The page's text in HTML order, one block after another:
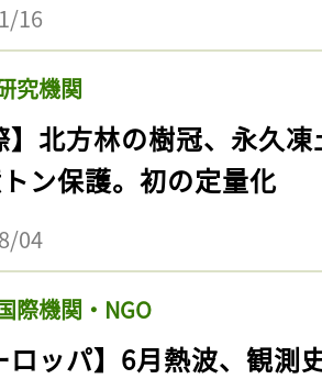
16
究機関
】北方林の樹冠、永久
ン保護。初の定量化
04
際機関・NGO
ロッパ】6月熱波、観